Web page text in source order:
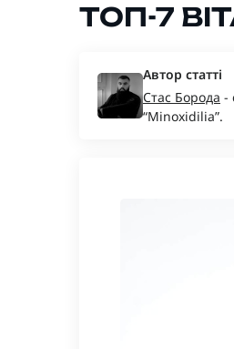
ТОП-7
Автор статті
Стас Борода -
“Minoxidilia”.